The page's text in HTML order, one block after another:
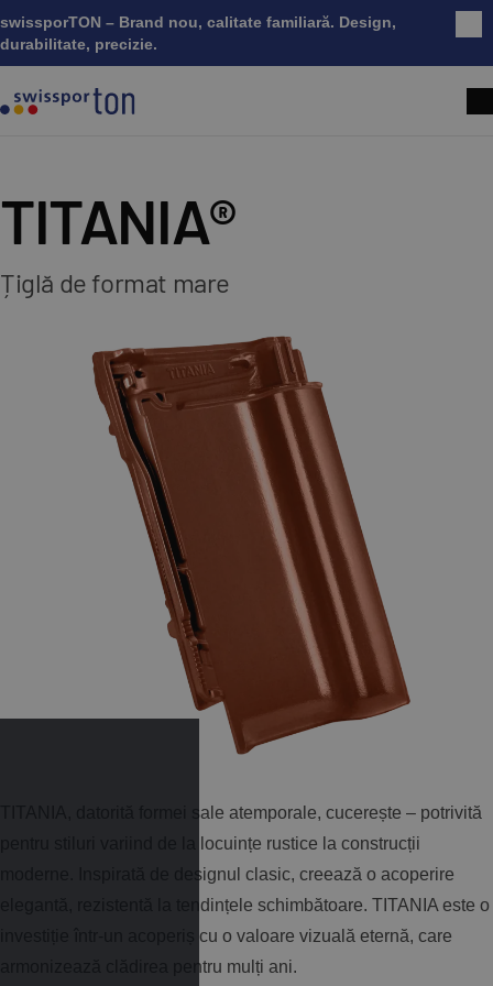
swissporTON – Brand nou, calitate familiară. Design,
durabilitate, precizie.
TITANIA®
Țiglă de format mare
TITANIA, datorită formei sale atemporale, cucerește – potrivită
pentru stiluri variind de la locuințe rustice la construcții
moderne. Inspirată de designul clasic, creează o acoperire
elegantă, rezistentă la tendințele schimbătoare. TITANIA este o
investiție într-un acoperiș cu o valoare vizuală eternă, care
armonizează clădirea pentru mulți ani.